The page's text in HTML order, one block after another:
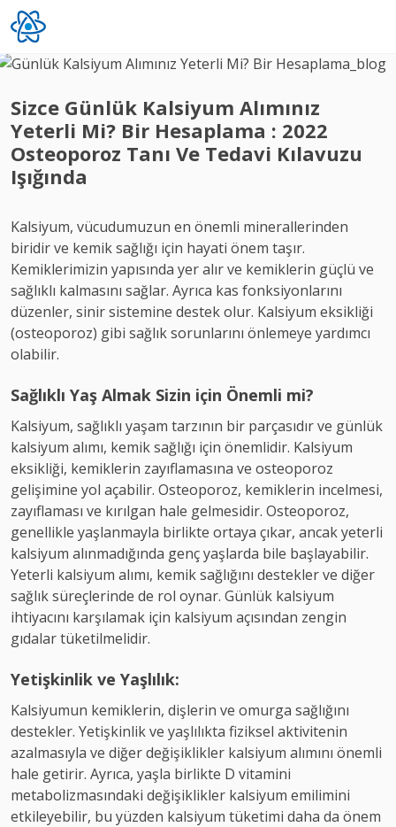
Sizce Günlük Kalsiyum Alımınız
Yeterli Mi? Bir Hesaplama : 2022
Osteoporoz Tanı Ve Tedavi Kılavuzu
Işığında
Kalsiyum, vücudumuzun en önemli minerallerinden
biridir ve kemik sağlığı için hayati önem taşır.
Kemiklerimizin yapısında yer alır ve kemiklerin güçlü ve
sağlıklı kalmasını sağlar. Ayrıca kas fonksiyonlarını
düzenler, sinir sistemine destek olur. Kalsiyum eksikliği
(osteoporoz) gibi sağlık sorunlarını önlemeye yardımcı
olabilir.
Sağlıklı Yaş Almak Sizin için Önemli mi?
Kalsiyum, sağlıklı yaşam tarzının bir parçasıdır ve günlük
kalsiyum alımı, kemik sağlığı için önemlidir. Kalsiyum
eksikliği, kemiklerin zayıflamasına ve osteoporoz
gelişimine yol açabilir. Osteoporoz, kemiklerin incelmesi,
zayıflaması ve kırılgan hale gelmesidir. Osteoporoz,
genellikle yaşlanmayla birlikte ortaya çıkar, ancak yeterli
kalsiyum alınmadığında genç yaşlarda bile başlayabilir.
Yeterli kalsiyum alımı, kemik sağlığını destekler ve diğer
sağlık süreçlerinde de rol oynar. Günlük kalsiyum
ihtiyacını karşılamak için kalsiyum açısından zengin
gıdalar tüketilmelidir.
Yetişkinlik ve Yaşlılık:
Kalsiyumun kemiklerin, dişlerin ve omurga sağlığını
destekler. Yetişkinlik ve yaşlılıkta fiziksel aktivitenin
azalmasıyla ve diğer değişiklikler kalsiyum alımını önemli
hale getirir. Ayrıca, yaşla birlikte D vitamini
metabolizmasındaki değişiklikler kalsiyum emilimini
etkileyebilir, bu yüzden kalsiyum tüketimi daha da önem